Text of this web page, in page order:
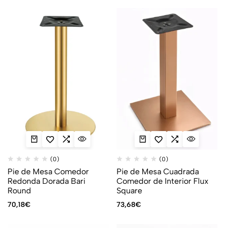
(0)
Pie de Mesa Comedor
Redonda Dorada Bari
Round
70,18€
(0)
Pie de Mesa Cuadrada
Comedor de Interior Flux
Square
73,68€